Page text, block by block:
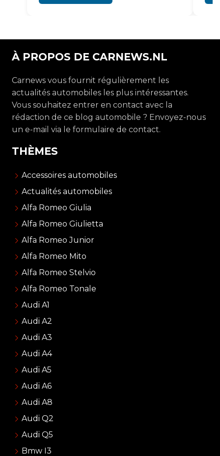
À PROPOS DE CARNEWS.NL
Carnews vous fournit régulièrement les
actualités automobiles les plus intéressantes.
Vous souhaitez entrer en contact avec la
rédaction de ce blog automobile ? Envoyez-nous
un e-mail via le formulaire de contact.
THÈMES
Accessoires automobiles
Actualités automobiles
Alfa Romeo Giulia
Alfa Romeo Giulietta
Alfa Romeo Junior
Alfa Romeo Mito
Alfa Romeo Stelvio
Alfa Romeo Tonale
Audi A1
Audi A2
Audi A3
Audi A4
Audi A5
Audi A6
Audi A8
Audi Q2
Audi Q5
Bmw I3